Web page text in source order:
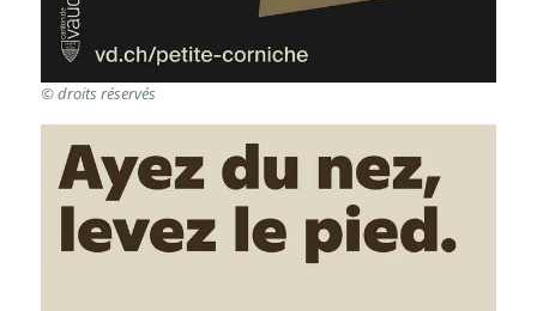
© droits réservés